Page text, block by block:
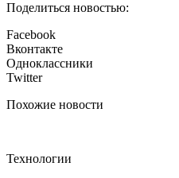
Поделиться новостью:
Facebook
Вконтакте
Одноклассники
Twitter
Похожие новости
Технологии